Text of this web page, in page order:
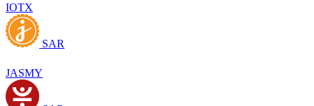
IOTX
SAR
JASMY